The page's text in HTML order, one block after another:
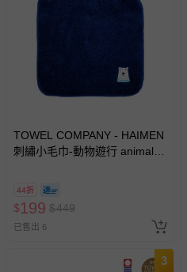
TOWEL COMPANY - HAIMEN
刺繡小毛巾-動物遊行 animal
44折
$199 $449
已售出 6
3